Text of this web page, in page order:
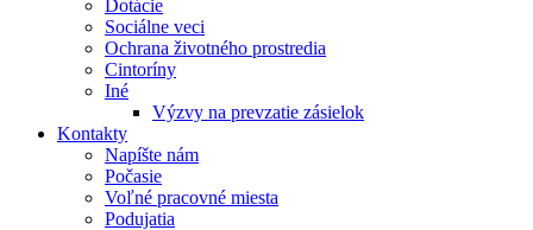
Dotácie
Sociálne veci
Ochrana životného prostredia
Cintoríny
Iné
Výzvy na prevzatie zásielok
Kontakty
Napíšte nám
Počasie
Voľné pracovné miesta
Podujatia